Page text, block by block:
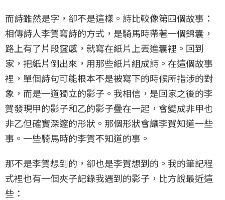
而詩雖然是字，卻不是這樣。詩比較像第四個故事：
相傳詩人李賀寫詩的方式，是騎馬時帶著一個錦囊，
路上有了片段靈感，就寫在紙片上丟進囊裡。回到
家，把紙片倒出來，用那些紙片組成詩。在這個故事
裡，單個詩句可能根本不是被寫下的時候所指涉的對
象，而是一道獨立的影子。我相信，是回家之後的李
賀發現甲的影子和乙的影子疊在一起，會變成非甲也
非乙但確實深邃的形狀。那個形狀會讓李賀知道一些
事。一些騎馬時的李賀不知道的事。
那不是李賀想到的，卻也是李賀想到的。我的筆記程
式裡也有一個夾子記錄我遇到的影子，比方說最近這
些：